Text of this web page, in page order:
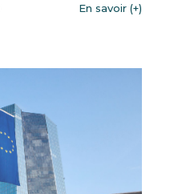
En savoir (+)